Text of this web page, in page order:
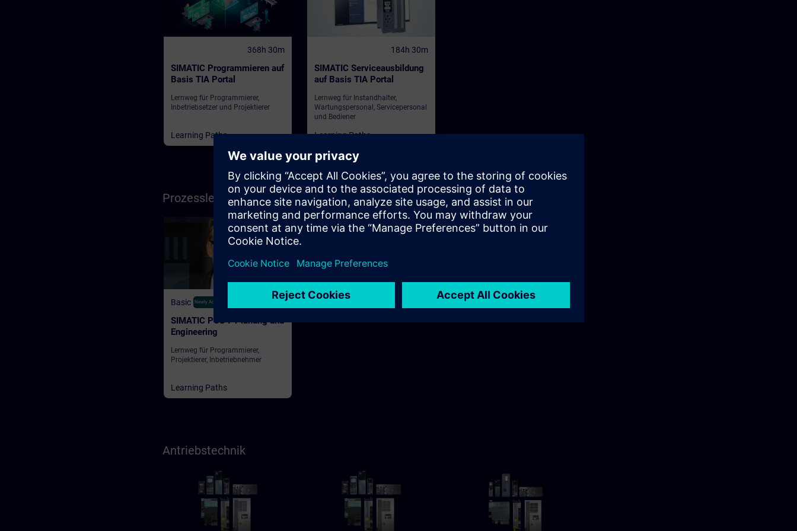
368h 30m
SIMATIC Programmieren auf
Basis TIA Portal
Lernweg für Programmierer,
Inbetriebsetzer und Projektierer
Learning Paths
184h 30m
SIMATIC Serviceausbildung
auf Basis TIA Portal
Lernweg für Instandhalter,
Wartungspersonal, Servicepersonal
und Bediener
Learning Paths
Prozessleittechnik
Basic Newly Added 350h 30m
SIMATIC PCS 7 Planung und
Engineering
Lernweg für Programmierer,
Projektierer, Inbetriebnehmer
Learning Paths
Antriebstechnik